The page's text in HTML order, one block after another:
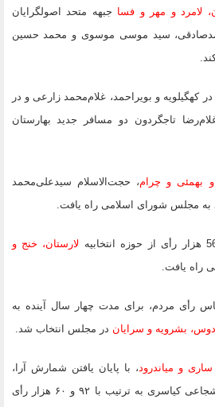
لامرد و مهر و فسا جبهه متحد اصولگرایان
سید موسی موسوی و محمد حسین
در کهگیلویه و بویراحمد، غلام‌محمد زارعی و در
تاجگردون دو مسافر جدید بهارستان
و بهمئی و چرام، حجت‌الاسلام سیدعلی‌محمد
به مجلس شورای اسلامی راه یافت.
لارستان، خنج و
راه یافت.
رأی مردم، برای مدت چهار سال آینده به
بشرویه و سرایان در مجلس انتخاب شد.
ساری و میاندرود، با پایان یافتن شمارش آرا،
محمد دامادی و سید رمضان شجاعی کیاسری به ترتیب با ۹۲ و ۶۰ هزار رأی